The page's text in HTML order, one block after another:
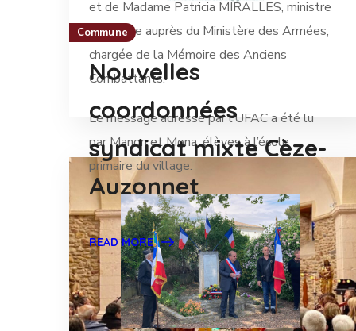
et de Madame Patricia MIRALLES, ministre
déléguée auprès du Ministère des Armées,
chargée de la Mémoire des Anciens
Combattants.
Le message adressé par l’UFAC a été lu
par Manon et Mona, élèves à l’école
primaire du village.
Commune
Nouvelles
coordonnées
syndicat mixte Cèze-
Auzonnet
READ MORE